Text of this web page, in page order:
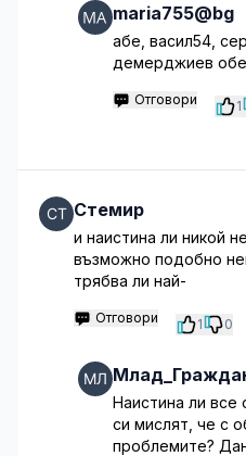
maria755@bg
абе, васил54,
демерджиев
Отговори 1
Стемир
и наистина ли никой
възможно подобно
трябва ли най-
Отговори 1 0
Наистина ли все
си мислят, че с
проблемите?